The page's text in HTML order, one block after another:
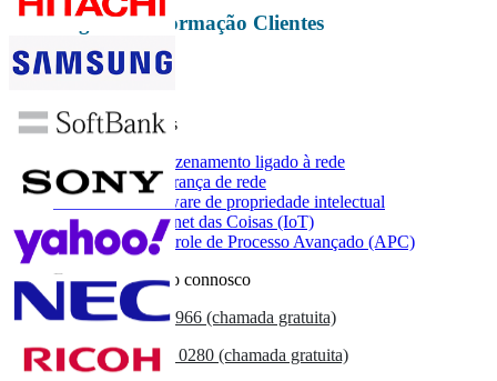
Tecnologia da Informação Clientes
Relatórios relacionados
Mercado de armazenamento ligado à rede
Mercado de segurança de rede
Mercado de software de propriedade intelectual
Mercado da Internet das Coisas (IoT)
Mercado de Controle de Processo Avançado (APC)
Entre em contacto connosco
US+1 833 909 2966 (chamada gratuita)
UK+44 808 502 0280 (chamada gratuita)